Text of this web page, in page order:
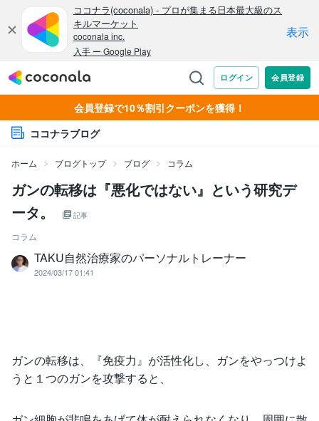
会員登録で10％割引クーポンを獲得！
ココナラブログ
ホーム ブログトップ ブログ コラム
ガンの転移は『悪化ではない』という研究デ
ータ。
記事
コラム
TAKU自然治療家のパーソナルトレーナー
2024/03/17 01:41
ガンの転移は、『免疫力』が活性化し、ガンをやっつけよ
うと１つのガンを攻撃すると、